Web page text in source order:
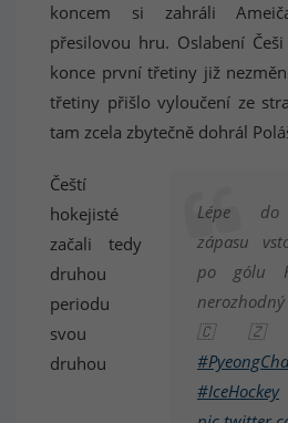
koncem si zahráli
přesilovou hru. Oslabení
konce první třetiny již
třetiny přišlo vyloučení ze
tam zcela zbytečně dohrál
Lépe do
zápasu
po gólu
nerozhodný
#IceHockey
Čeští
hokejisté
začali tedy
druhou
periodu
svou
druhou